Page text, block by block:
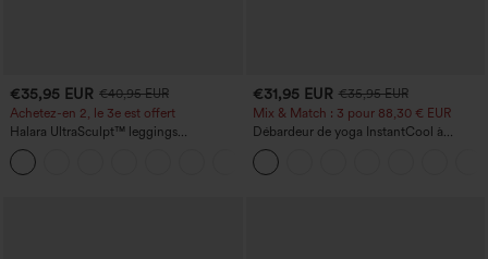
€35,95 EUR €40,95 EUR
Achetez-en 2, le 3e est offert
Halara UltraSculpt™ leggings
d'entraînement taille haute — fronces
liftantes pour le fessier, maintien gainant
du ventre et poche
€31,95 EUR €35,95 EUR
Mix & Match : 3 pour 88,30 € EUR
Débardeur de yoga InstantCool à
encolure en U et ourlet arrondi –
UPF50+